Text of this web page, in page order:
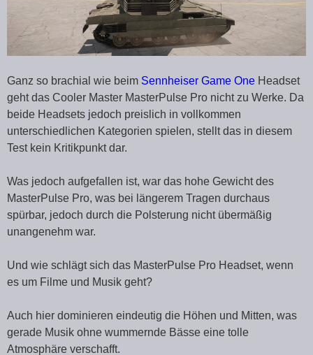
Ganz so brachial wie beim Sennheiser Game One Headset
geht das Cooler Master MasterPulse Pro nicht zu Werke. Da
beide Headsets jedoch preislich in vollkommen
unterschiedlichen Kategorien spielen, stellt das in diesem
Test kein Kritikpunkt dar.
Was jedoch aufgefallen ist, war das hohe Gewicht des
MasterPulse Pro, was bei längerem Tragen durchaus
spürbar, jedoch durch die Polsterung nicht übermäßig
unangenehm war.
Und wie schlägt sich das MasterPulse Pro Headset, wenn
es um Filme und Musik geht?
Auch hier dominieren eindeutig die Höhen und Mitten, was
gerade Musik ohne wummernde Bässe eine tolle
Atmosphäre verschafft.